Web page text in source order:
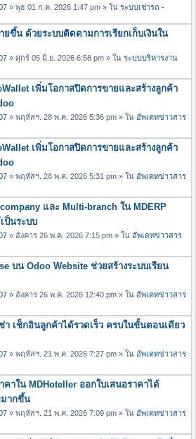
» พุธ 01 ก.ค. 2026 1:47 pm » ใน ระบบเช่ารถ -
ยขึ้น ด้วยระบบติดตามการเรียกเก็บเงินใน
» ศุกร์ 05 มิ.ย. 2026 6:58 pm » ใน ระบบบริหารงาน
เพิ่มโอกาสปิดการขายและสร้างลูกค้า
» พฤหัสฯ. 28 พ.ค. 2026 5:36 pm » ใน อัพเดทข่าวสาร
เพิ่มโอกาสปิดการขายและสร้างลูกค้า
» พฤหัสฯ. 28 พ.ค. 2026 5:31 pm » ใน อัพเดทข่าวสาร
และ Multi-branch ใน MDERP
ป็นระบบ
» อังคาร 26 พ.ค. 2026 7:15 pm » ใน อัพเดทข่าวสาร
บน Odoo Website ช่วยสร้างระบบเรียน
» อังคาร 26 พ.ค. 2026 12:40 pm » ใน อัพเดทข่าวสาร
า เช็กอินลูกค้าได้รวดเร็ว ครบในขั้นตอนเดียว
» พฤหัสฯ. 21 พ.ค. 2026 7:27 pm » ใน อัพเดทข่าวสาร
คาใน MDHoteller ออกใบเสนอราคาได้
มากขึ้น
» พฤหัสฯ. 21 พ.ค. 2026 7:09 pm » ใน อัพเดทข่าวสาร